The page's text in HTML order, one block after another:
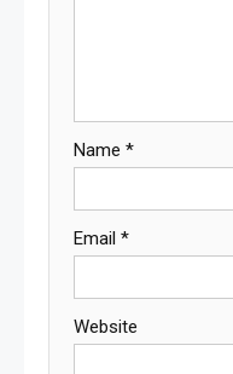
Name *
Email *
Website